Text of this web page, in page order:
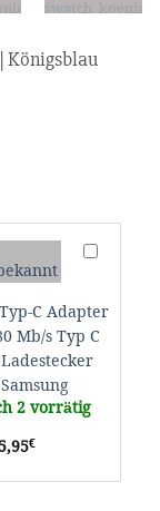
Königsblau
USB
C
Adapter
CM
480
C Adapter
Mb/s Typ C
2 vorrätig
€